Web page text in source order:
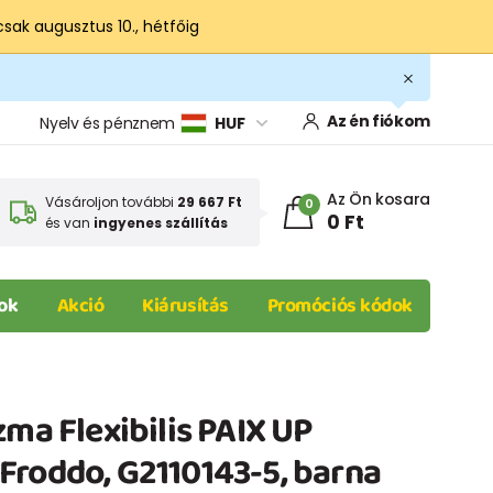
augusztus 10., hétfőig
Nyelv és pénznem HUF Az én fiókom
Vásároljon további 29 667 Ft
és van ingyenes szállítás
0 Az Ön kosara
0 Ft
Akció Kiárusítás Promóciós kódok
Flexibilis PAIX UP
G2110143-5, barna